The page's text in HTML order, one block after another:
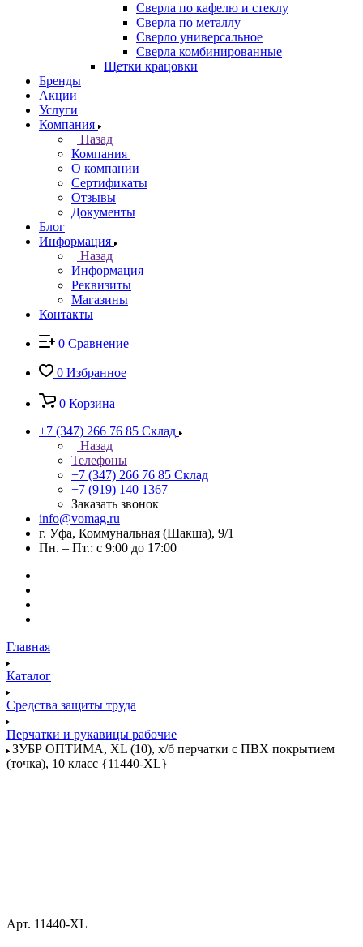
Сверла по кафелю и стеклу
Сверла по металлу
Сверло универсальное
Сверла комбинированные
Щетки крацовки
Бренды
Акции
Услуги
Компания
Назад
Компания
О компании
Сертификаты
Отзывы
Документы
Блог
Информация
Назад
Информация
Реквизиты
Магазины
Контакты
0 Сравнение
0 Избранное
0 Корзина
+7 (347) 266 76 85 Склад
Назад
Телефоны
+7 (347) 266 76 85 Склад
+7 (919) 140 1367
Заказать звонок
info@vomag.ru
г. Уфа, Коммунальная (Шакша), 9/1
Пн. – Пт.: с 9:00 до 17:00
Главная
Каталог
Средства защиты труда
Перчатки и рукавицы рабочие
ЗУБР ОПТИМА, XL (10), х/б перчатки с ПВХ покрытием
(точка), 10 класс {11440-XL}
Арт. 11440-XL